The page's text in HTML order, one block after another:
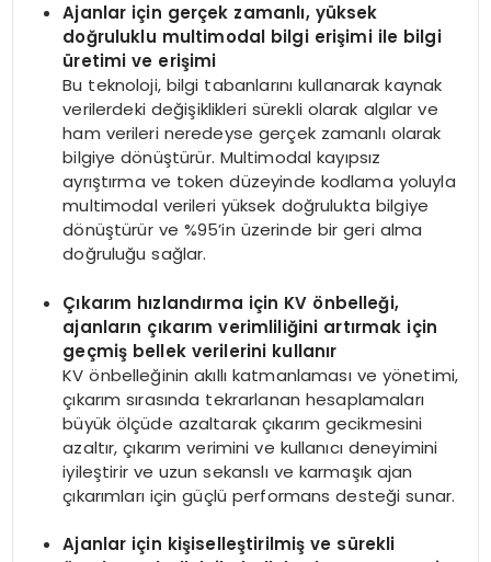
Ajanlar için gerçek zamanlı, yüksek
doğruluklu multimodal bilgi erişimi ile bilgi
üretimi ve erişimi
Bu teknoloji, bilgi tabanlarını kullanarak kaynak
verilerdeki değişiklikleri sürekli olarak algılar ve
ham verileri neredeyse gerçek zamanlı olarak
bilgiye dönüştürür. Multimodal kayıpsız
ayrıştırma ve token düzeyinde kodlama yoluyla
multimodal verileri yüksek doğrulukta bilgiye
dönüştürür ve %95’in üzerinde bir geri alma
doğruluğu sağlar.
Çıkarım hızlandırma için KV önbelleği,
ajanların çıkarım verimliliğini artırmak için
geçmiş bellek verilerini kullanır
KV önbelleğinin akıllı katmanlaması ve yönetimi,
çıkarım sırasında tekrarlanan hesaplamaları
büyük ölçüde azaltarak çıkarım gecikmesini
azaltır, çıkarım verimini ve kullanıcı deneyimini
iyileştirir ve uzun sekanslı ve karmaşık ajan
çıkarımları için güçlü performans desteği sunar.
Ajanlar için kişiselleştirilmiş ve sürekli